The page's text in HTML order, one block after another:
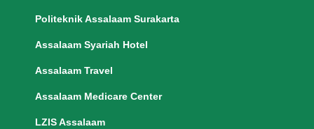
Politeknik Assalaam Surakarta
Assalaam Syariah Hotel
Assalaam Travel
Assalaam Medicare Center
LZIS Assalaam